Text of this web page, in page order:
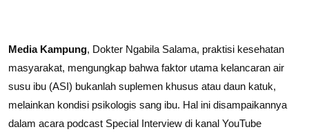
Media Kampung, Dokter Ngabila Salama, praktisi kesehatan
masyarakat, mengungkap bahwa faktor utama kelancaran air
susu ibu (ASI) bukanlah suplemen khusus atau daun katuk,
melainkan kondisi psikologis sang ibu. Hal ini disampaikannya
dalam acara podcast Special Interview di kanal YouTube